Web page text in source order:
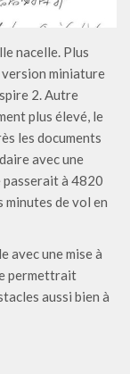
nacelle. Plus
version miniature
2. Autre
plus élevé, le
les documents
avec une
à 4820
minutes de vol en
avec une mise à
permettrait
aussi bien à